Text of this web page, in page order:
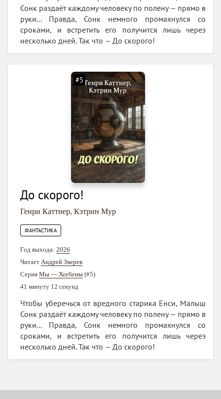
Сонк раздаёт каждому человеку по полену — прямо в
руки... Правда, Сонк немного промахнулся со
сроками, и встретить его получится лишь через
несколько дней. Так что — До скорого!
#5
До скорого!
Генри Каттнер, Кэтрин Мур
ФАНТАСТИКА
Год выхода: 2026
Читает Андрей Зверев
Серия Мы — Хогбены (#5)
41 минуту 12 секунд
Чтобы уберечься от вредного старика Енси, Малыш
Сонк раздаёт каждому человеку по полену — прямо в
руки... Правда, Сонк немного промахнулся со
сроками, и встретить его получится лишь через
несколько дней. Так что — До скорого!